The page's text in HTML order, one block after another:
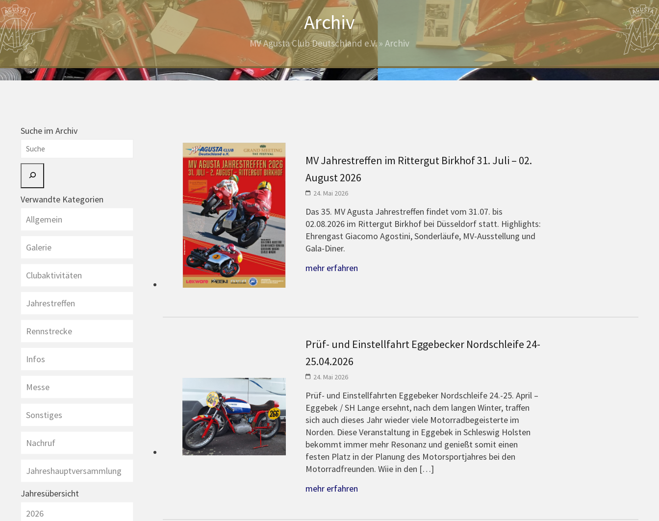
Archiv
MV Agusta Club Deutschland e.V.» Archiv
MV Jahrestreffen im Rittergut Birkhof 31. Juli – 02.
August 2026
24. Mai 2026
Das 35. MV Agusta Jahrestreffen findet vom 31.07. bis
02.08.2026 im Rittergut Birkhof bei Düsseldorf statt. Highlights:
Ehrengast Giacomo Agostini, Sonderläufe, MV-Ausstellung und
Gala-Diner.
mehr erfahren
Prüf- und Einstellfahrt Eggebecker Nordschleife 24-
25.04.2026
24. Mai 2026
Prüf- und Einstellfahrten Eggebeker Nordschleife 24.-25. April –
Eggebek / SH Lange ersehnt, nach dem langen Winter, traffen
sich auch dieses Jahr wieder viele Motorradbegeisterte im
Norden. Diese Veranstaltung in Eggebek in Schleswig Holsten
bekommt immer mehr Resonanz und genießt somit einen
festen Platz in der Planung des Motorsportjahres bei den
Motorradfreunden. Wiie in den […]
mehr erfahren
Suche im Archiv
Suche
Verwandte Kategorien
Allgemein
Galerie
Clubaktivitäten
Jahrestreffen
Rennstrecke
Infos
Messe
Sonstiges
Nachruf
Jahreshauptversammlung
Jahresübersicht
2026